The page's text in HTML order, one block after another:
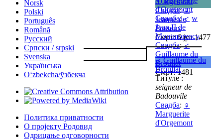
Свадба:♀
Jeanne de
Fosseux
Смрт: 6 јул 1477
d'Orgemont
Свадба:♂ w
Jean II de
Montmorency
Свадба:♂
Guillaume du
Broullat
Смрт: 1481
♂ Guillaume du
Broullat
Титуле :
seigneur de
Badouvile
Свадба: ♀
Marguerite
d'Orgemont
Norsk
Polski
Português
Română
Русский
Српски / srpski
Svenska
Українська
Oʻzbekcha/ўзбекча
Политика приватности
О пројекту Родовид
Одрицање одговорности